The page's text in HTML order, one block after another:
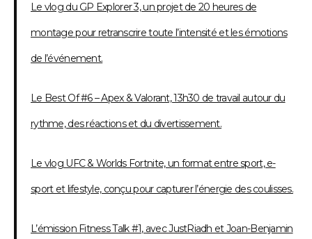
Le vlog du GP Explorer 3, un projet de 20 heures de
montage pour retranscrire toute l’intensité et les émotions
de l’événement.
Le Best Of #6 – Apex & Valorant, 13h30 de travail autour du
rythme, des réactions et du divertissement.
Le vlog UFC & Worlds Fortnite, un format entre sport, e-
sport et lifestyle, conçu pour capturer l’énergie des coulisses.
L’émission Fitness Talk #1, avec JustRiadh et Joan-Benjamin